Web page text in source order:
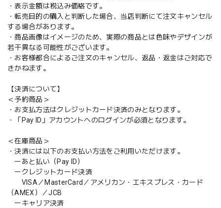
・表示金額は税込み価格です。
・転売目的の購入と判断した場合、当店判断にて注文キャンセル
する場合があります。
・商品画像はイメージのため、実際の商品とは色味やデザインが
若干異なる可能性がございます。
・お客様都合によるご注文のキャンセル、返品・返金はご対応で
きかねます。
【決済について】
＜予約商品＞
・お支払方法はクレジットカード決済のみとなります。
・「Pay ID」アカウントへのログインが必須となります。
＜在庫商品＞
・決済には以下のお支払い方法をご利用いただけます。
ーあと払い（Pay ID）
ークレジットカード決済
VISA／MasterCard／アメリカン・エキスプレス・カード
（AMEX）／JCB
ーキャリア決済